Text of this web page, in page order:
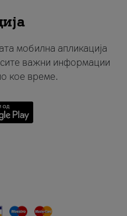
мобилна апликација
важни информации
кое време.